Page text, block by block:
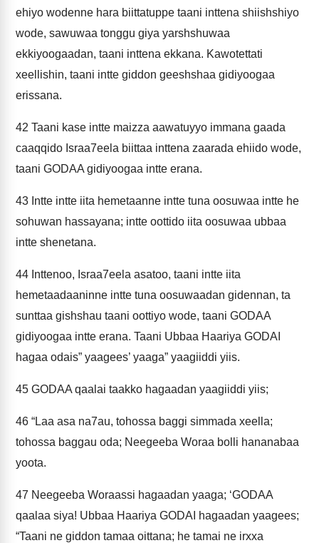
ehiyo wodenne hara biittatuppe taani inttena shiishshiyo
wode, sawuwaa tonggu giya yarshshuwaa
ekkiyoogaadan, taani inttena ekkana. Kawotettati
xeellishin, taani intte giddon geeshshaa gidiyoogaa
erissana.
42 Taani kase intte maizza aawatuyyo immana gaada
caaqqido Israa7eela biittaa inttena zaarada ehiido wode,
taani GODAA gidiyoogaa intte erana.
43 Intte intte iita hemetaanne intte tuna oosuwaa intte he
sohuwan hassayana; intte oottido iita oosuwaa ubbaa
intte shenetana.
44 Inttenoo, Israa7eela asatoo, taani intte iita
hemetaadaaninne intte tuna oosuwaadan gidennan, ta
sunttaa gishshau taani oottiyo wode, taani GODAA
gidiyoogaa intte erana. Taani Ubbaa Haariya GODAI
hagaa odais” yaagees’ yaaga” yaagiiddi yiis.
45 GODAA qaalai taakko hagaadan yaagiiddi yiis;
46 “Laa asa na7au, tohossa baggi simmada xeella;
tohossa baggau oda; Neegeeba Woraa bolli hananabaa
yoota.
47 Neegeeba Woraassi hagaadan yaaga; ‘GODAA
qaalaa siya! Ubbaa Haariya GODAI hagaadan yaagees;
“Taani ne giddon tamaa oittana; he tamai ne irxxa